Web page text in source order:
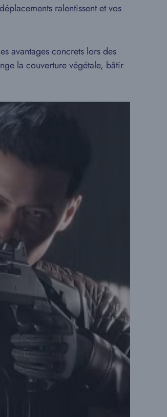
ralentissent et vos
avantages concrets lors des
la couverture végétale, bâtir